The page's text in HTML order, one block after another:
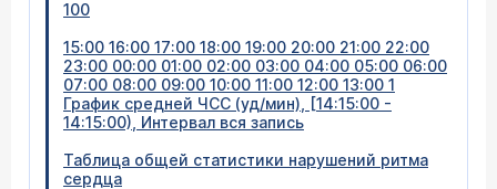
100
15:00 16:00 17:00 18:00 19:00 20:00 21:00 22:00
23:00 00:00 01:00 02:00 03:00 04:00 05:00 06:00
07:00 08:00 09:00 10:00 11:00 12:00 13:00 1
График средней ЧСС (уд/мин), [14:15:00 -
14:15:00), Интервал вся запись
Таблица общей статистики нарушений ритма
сердца